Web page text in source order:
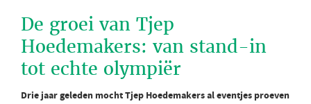
De groei van Tjep
Hoedemakers: van stand-in
tot echte olympiër
Drie jaar geleden mocht Tjep Hoedemakers al eventjes proeven